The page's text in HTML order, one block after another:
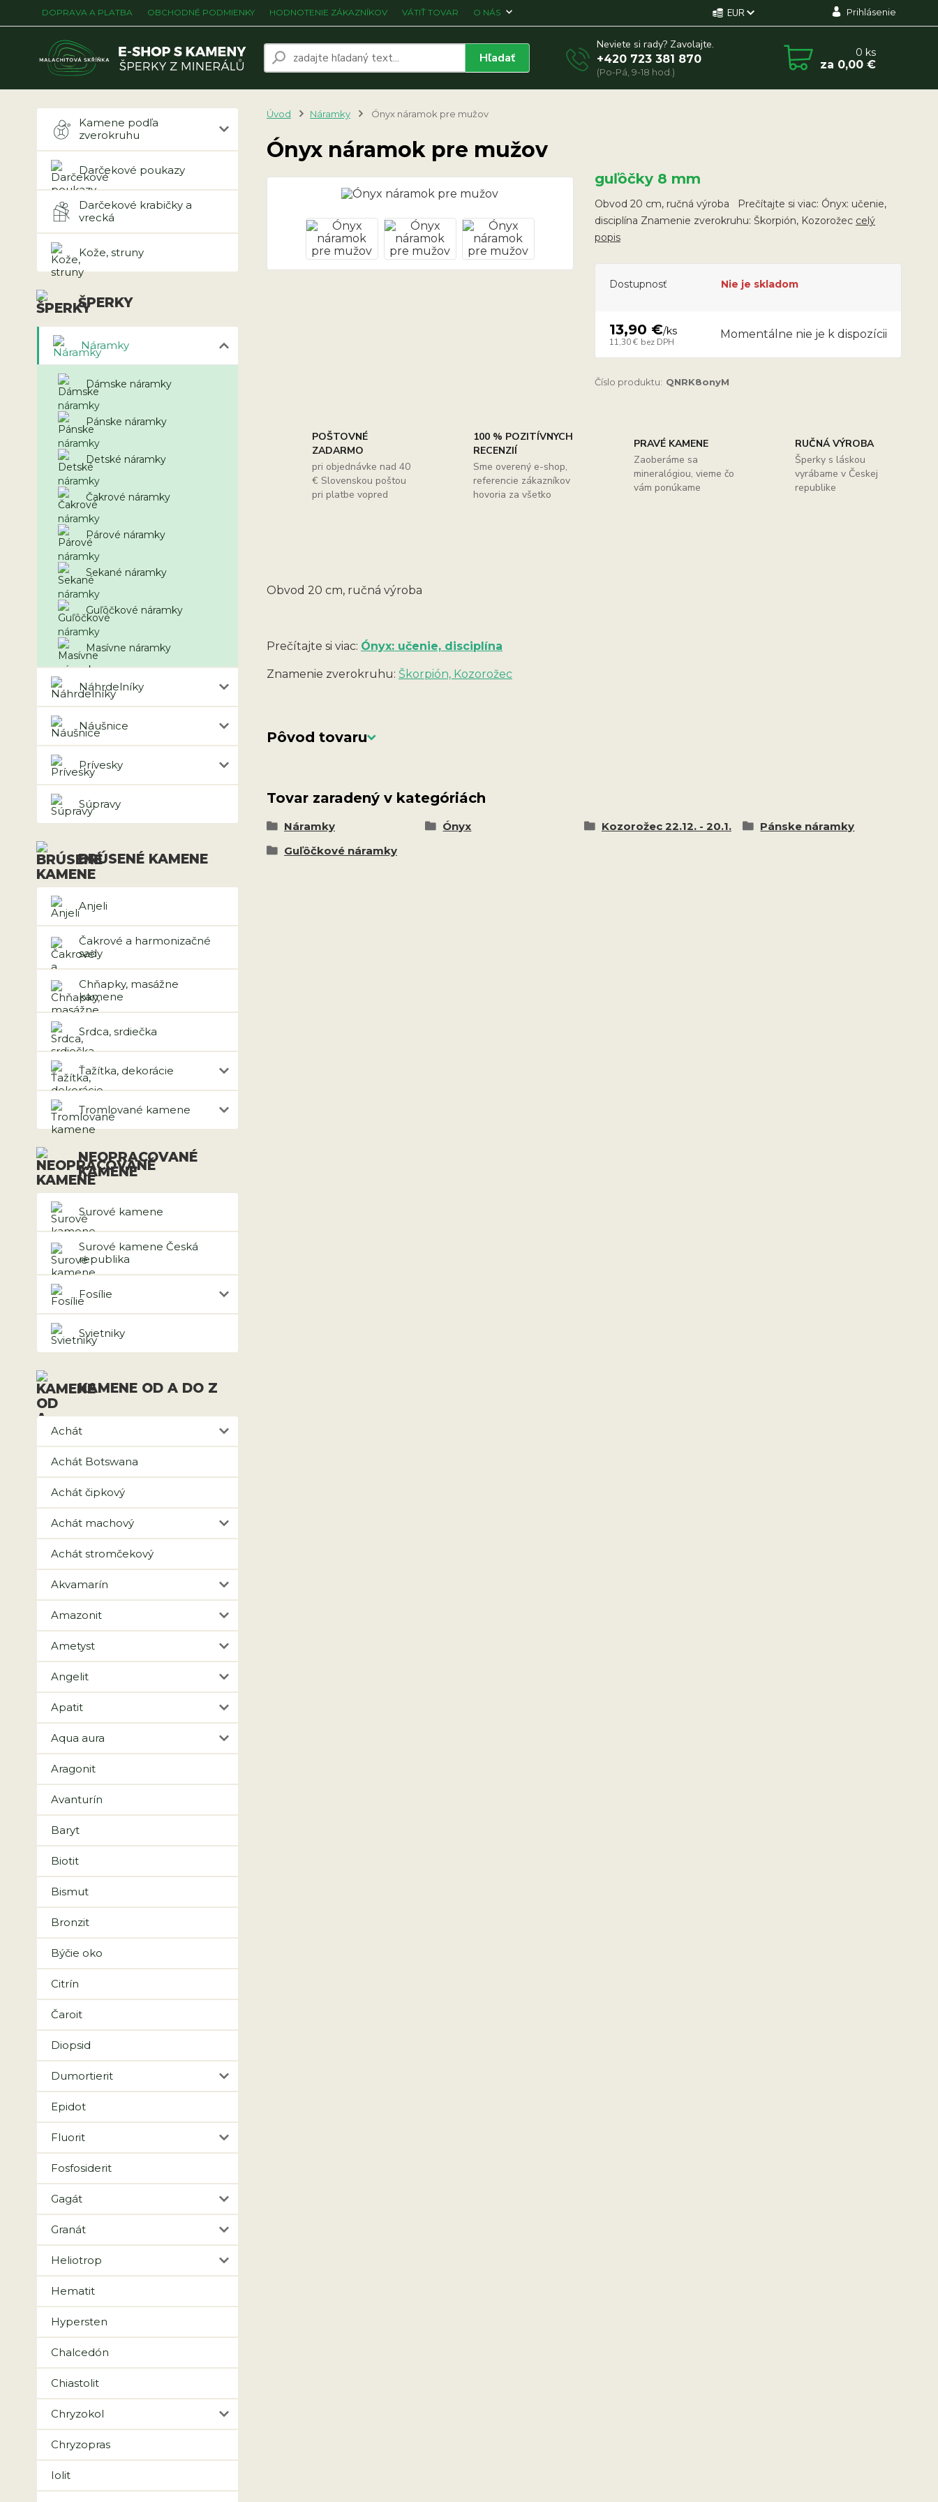
DOPRAVA A PLATBA OBCHODNÉ PODMIENKY HODNOTENIE ZÁKAZNÍKOV VÁTIŤ TOVAR O NÁS EUR Prihlásenie
Hľadať
Neviete si rady? Zavolajte.
+420 723 381 870
(Po-Pá, 9-18 hod.)
0 ks
za 0,00 €
Kamene podľa
zverokruhu
Darčekové poukazy
Darčekové krabičky a
vrecká
Kože, struny
ŠPERKY
Náramky
Dámske náramky
Pánske náramky
Detské náramky
Čakrové náramky
Párové náramky
Sekané náramky
Guľôčkové náramky
Masívne náramky
Náhrdelníky
Náušnice
Prívesky
Súpravy
BRÚSENÉ KAMENE
Anjeli
Čakrové a harmonizačné
sady
Chňapky, masážne
kamene
Srdca, srdiečka
Ťažítka, dekorácie
Tromlované kamene
NEOPRACOVANÉ
KAMENE
Surové kamene
Surové kamene Česká
republika
Fosílie
Svietniky
KAMENE OD A DO Z
Achát
Achát Botswana
Achát čipkový
Achát machový
Achát stromčekový
Akvamarín
Amazonit
Ametyst
Angelit
Apatit
Aqua aura
Aragonit
Avanturín
Baryt
Biotit
Bismut
Bronzit
Býčie oko
Citrín
Čaroit
Diopsid
Dumortierit
Epidot
Fluorit
Fosfosiderit
Gagát
Granát
Heliotrop
Hematit
Hypersten
Chalcedón
Chiastolit
Chryzokol
Chryzopras
Iolit
Úvod Náramky Ónyx náramok pre mužov
Ónyx náramok pre mužov
guľôčky 8 mm
Obvod 20 cm, ručná výroba Prečítajte si viac: Ónyx: učenie,
disciplína Znamenie zverokruhu: Škorpión, Kozorožec celý
popis
Dostupnosť Nie je skladom
13,90 €/ks
11,30 € bez DPH
Momentálne nie je k dispozícii
Číslo produktu: QNRK8onyM
POŠTOVNÉ
ZADARMO
pri objednávke nad 40
€ Slovenskou poštou
pri platbe vopred
100 % POZITÍVNYCH
RECENZIÍ
Sme overený e-shop,
referencie zákazníkov
hovoria za všetko
PRAVÉ KAMENE
Zaoberáme sa
mineralógiou, vieme čo
vám ponúkame
RUČNÁ VÝROBA
Šperky s láskou
vyrábame v Českej
republike
Obvod 20 cm, ručná výroba
Prečítajte si viac: Ónyx: učenie, disciplína
Znamenie zverokruhu: Škorpión, Kozorožec
Pôvod tovaru
Tovar zaradený v kategóriách
Náramky Ónyx Kozorožec 22.12. - 20.1.
Pánske náramky
Guľôčkové náramky